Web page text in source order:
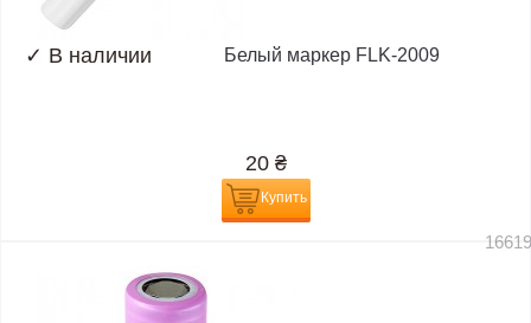
✓ В наличии Белый маркер FLK-2009
20 ₴
Купить